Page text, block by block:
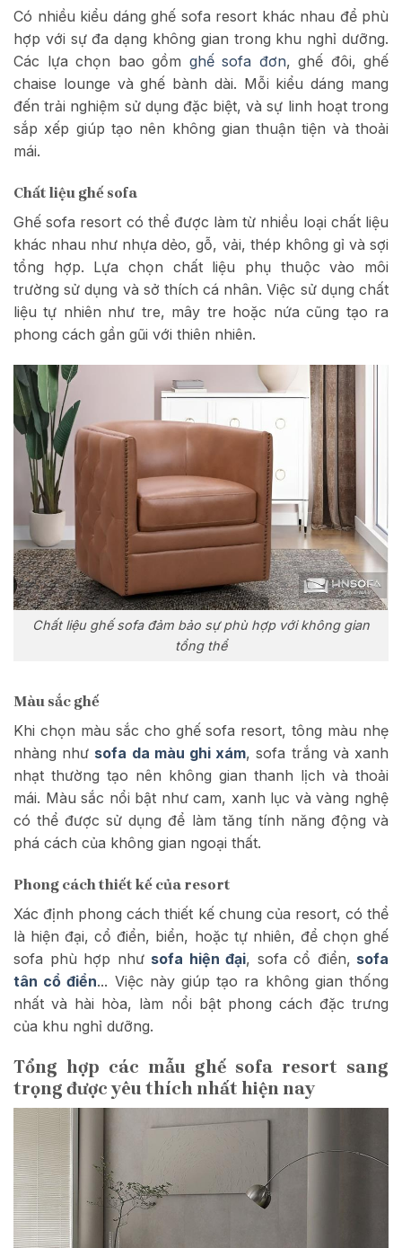
Có nhiều kiểu dáng ghế sofa resort khác nhau để phù
hợp với sự đa dạng không gian trong khu nghỉ dưỡng.
Các lựa chọn bao gồm ghế sofa đơn, ghế đôi, ghế
chaise lounge và ghế bành dài. Mỗi kiểu dáng mang
đến trải nghiệm sử dụng đặc biệt, và sự linh hoạt trong
sắp xếp giúp tạo nên không gian thuận tiện và thoải
mái.
Chất liệu ghế sofa
Ghế sofa resort có thể được làm từ nhiều loại chất liệu
khác nhau như nhựa dẻo, gỗ, vải, thép không gỉ và sợi
tổng hợp. Lựa chọn chất liệu phụ thuộc vào môi
trường sử dụng và sở thích cá nhân. Việc sử dụng chất
liệu tự nhiên như tre, mây tre hoặc nứa cũng tạo ra
phong cách gần gũi với thiên nhiên.
Chất liệu ghế sofa đảm bảo sự phù hợp với không gian
tổng thể
Màu sắc ghế
Khi chọn màu sắc cho ghế sofa resort, tông màu nhẹ
nhàng như sofa da màu ghi xám, sofa trắng và xanh
nhạt thường tạo nên không gian thanh lịch và thoải
mái. Màu sắc nổi bật như cam, xanh lục và vàng nghệ
có thể được sử dụng để làm tăng tính năng động và
phá cách của không gian ngoại thất.
Phong cách thiết kế của resort
Xác định phong cách thiết kế chung của resort, có thể
là hiện đại, cổ điển, biển, hoặc tự nhiên, để chọn ghế
sofa phù hợp như sofa hiện đại, sofa cổ điển, sofa
tân cổ điển... Việc này giúp tạo ra không gian thống
nhất và hài hòa, làm nổi bật phong cách đặc trưng
của khu nghỉ dưỡng.
Tổng hợp các mẫu ghế sofa resort sang
trọng được yêu thích nhất hiện nay